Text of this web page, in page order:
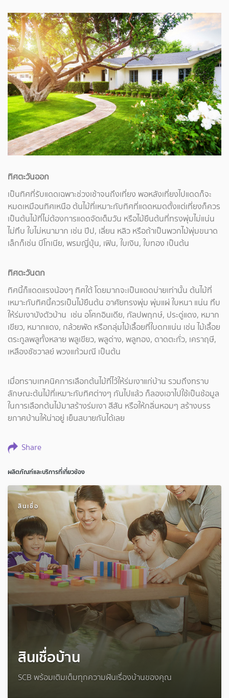
ทิศตะวันออก
เป็นทิศที่รับแดดเฉพาะช่วงเช้าจนถึงเที่ยง พอหลังเที่ยงไปแดดก็จะ
หมดเหมือนทิศเหนือ ต้นไม้ที่เหมาะกับทิศที่แดดหมดตั้งแต่เที่ยงก็ควร
เป็นต้นไม้ที่ไม่ต้องการแดดจัดเต็มวัน หรือไม้ยืนต้นที่ทรงพุ่มไม่แน่น
ไม่ทึบ ใบไม่หนามาก เช่น ปีป, เลี่ยน หลิว หรือถ้าเป็นพวกไม้พุ่มขนาด
เล็กก็เช่น บีโกเนีย, พรมญี่ปุ่น, เฟิน, ใบเงิน, ใบทอง เป็นต้น
ทิศตะวันตก
ทิศนี้ก็แดดแรงน้องๆ ทิศใต้ โดยมากจะเป็นแดดบ่ายเท่านั้น ต้นไม้ที่
เหมาะกับทิศนี้ควรเป็นไม้ยืนต้น อาศัยทรงพุ่ม พุ่มแผ่ ใบหนา แน่น ทึบ
ให้ร่มเงาบังตัวบ้าน เช่น อโศกอินเดีย, กัลปพฤกษ์, ประดู่แดง, หมาก
เขียว, หมากแดง, กล้วยพัด หรือกลุ่มไม้เลื้อยที่ใบดกแน่น เช่น ไม้เลื้อย
ตระกูลพลูทั้งหลาย พลูเขียว, พลูด่าง, พลูทอง, ดาดตะกั่ว, เคราฤษี,
เหลืองชัชวาลย์ พวงแก้วมณี เป็นต้น
เมื่อทราบเทคนิคการเลือกต้นไม้ที่ไว้ให้ร่มเงาแก่บ้าน รวมถึงทราบ
ลักษณะต้นไม้ที่เหมาะกับทิศต่างๆ กันไปแล้ว ก็ลองเอาไปใช้เป็นช้อมูล
ในการเลือกต้นไม้มาสร้างร่มเงา สีสัน หรือให้กลิ่นหอมๆ สร้างบรร
ยกาศบ้านให้น่าอยู่ เย็นสบายกันได้เลย
Share
ผลิตภัณฑ์และบริการที่เกี่ยวข้อง
สินเชื่อ
สินเชื่อบ้าน
SCB พร้อมเติมเต็มทุกความฝันเรื่องบ้านของคุณ